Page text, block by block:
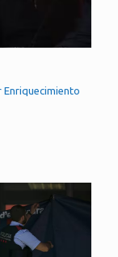
Enriquecimiento